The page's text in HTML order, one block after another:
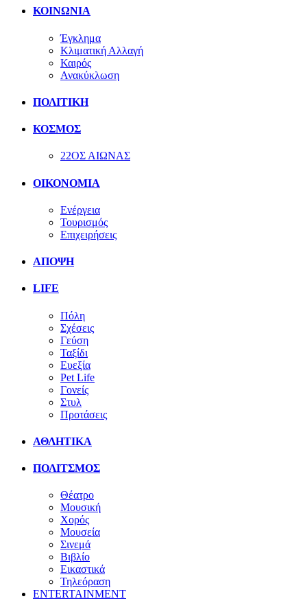
ΚΟΙΝΩΝΙΑ
Έγκλημα
Κλιματική Αλλαγή
Καιρός
Ανακύκλωση
ΠΟΛΙΤΙΚΗ
ΚΟΣΜΟΣ
22ΟΣ ΑΙΩΝΑΣ
ΟΙΚΟΝΟΜΙΑ
Ενέργεια
Τουρισμός
Επιχειρήσεις
ΑΠΟΨΗ
LIFE
Πόλη
Σχέσεις
Γεύση
Ταξίδι
Ευεξία
Pet Life
Γονείς
Στυλ
Προτάσεις
ΑΘΛΗΤΙΚΑ
ΠΟΛΙΤΣΜΟΣ
Θέατρο
Μουσική
Χορός
Μουσεία
Σινεμά
Βιβλίο
Εικαστικά
Τηλεόραση
ENTERTAINMENT